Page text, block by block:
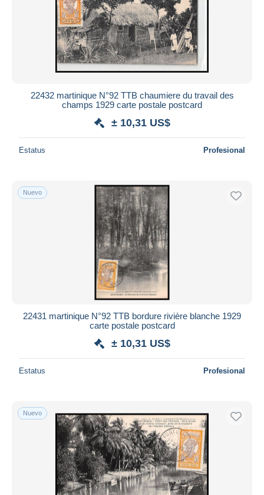
22432 martinique N°92 TTB chaumiere du travail des
champs 1929 carte postale postcard
± 10,31 US$
Estatus Profesional
Nuevo
22431 martinique N°92 TTB bordure rivière blanche 1929
carte postale postcard
± 10,31 US$
Estatus Profesional
Nuevo